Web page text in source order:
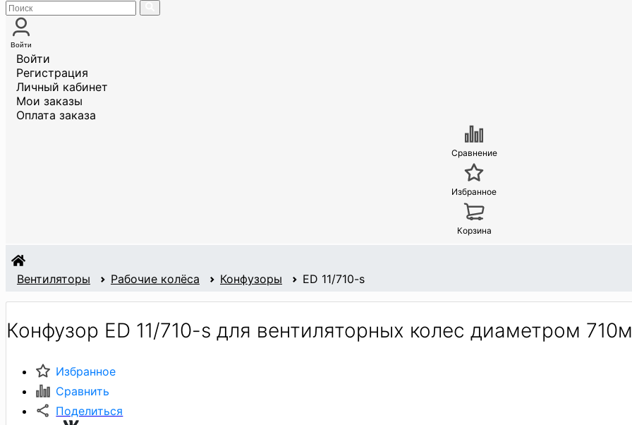
Войти
Войти
Регистрация
Личный кабинет
Мои заказы
Оплата заказа
Сравнение
Избранное
Корзина
Вентиляторы Рабочие колёса Конфузоры ED 11/710-s
Конфузор ED 11/710-s для вентиляторных колес диаметром
Избранное
Сравнить
Поделиться